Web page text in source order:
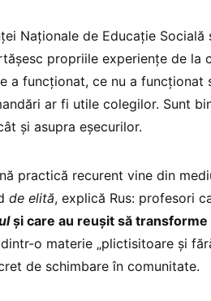
Naționale de Educație Socială
propriile experiențe de la
a funcționat, ce nu a funcționat
ar fi utile colegilor. Sunt
și asupra eșecurilor.
practică recurent vine din
de elită, explică Rus: profesori
și care au reușit să
o materie „plictisitoare și
de schimbare în comunitate.